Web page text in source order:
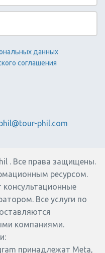
на
в
снорклинг с
острове
круиз по
в топ
тур на
один день.
данных
соглашения
phil.com
. Все права защищены.
ресурсом.
Все услуги по
:
принадлежат Meta,